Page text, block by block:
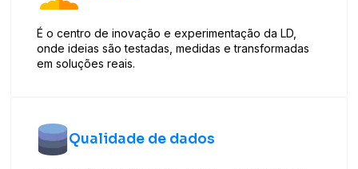
É o centro de inovação e experimentação da LD,
onde ideias são testadas, medidas e transformadas
em soluções reais.
Qualidade de dados